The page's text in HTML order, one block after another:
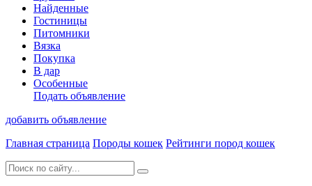
Найденные
Гостиницы
Питомники
Вязка
Покупка
В дар
Особенные
Подать объявление
добавить объявление
Главная страница Породы кошек Рейтинги пород кошек